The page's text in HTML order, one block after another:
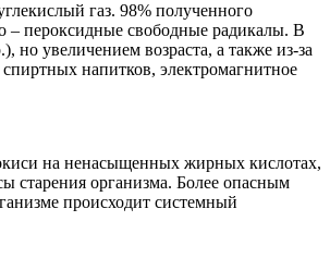
газ. 98% полученного
– пероксидные свободные радикалы. В
но увеличением возраста, а также из-за
напитков, электромагнитное
на ненасыщенных жирных кислотах,
старения организма. Более опасным
происходит системный